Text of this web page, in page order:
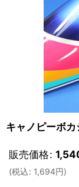
キャノピーボカ
販売価格:
(税込: 1,694円)